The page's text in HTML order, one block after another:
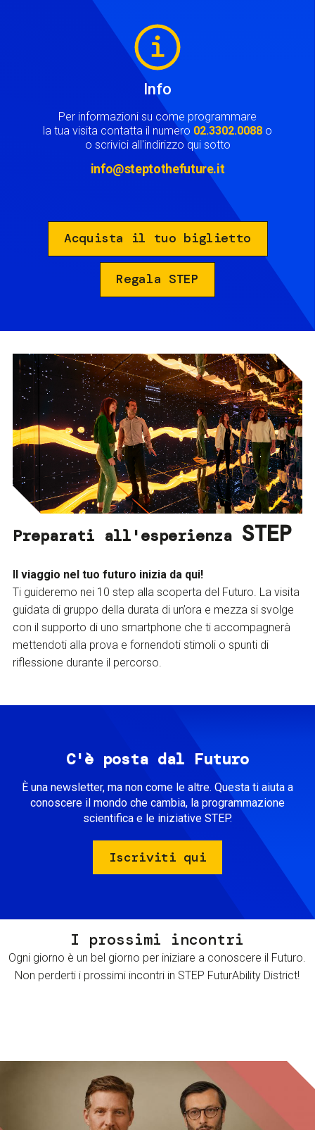
Info
Per informazioni su come programmare
la tua visita contatta il numero 02.3302.0088 o
o scrivici all'indirizzo qui sotto
info@steptothefuture.it
Acquista il tuo biglietto
Regala STEP
Preparati all'esperienza STEP
Il viaggio nel tuo futuro inizia da qui!
Ti guideremo nei 10 step alla scoperta del Futuro. La visita
guidata di gruppo della durata di un’ora e mezza si svolge
con il supporto di uno smartphone che ti accompagnerà
mettendoti alla prova e fornendoti stimoli o spunti di
riflessione durante il percorso.
C'è posta dal Futuro
È una newsletter, ma non come le altre. Questa ti aiuta a
conoscere il mondo che cambia, la programmazione
scientifica e le iniziative STEP.
Iscriviti qui
I prossimi incontri
Ogni giorno è un bel giorno per iniziare a conoscere il Futuro.
Non perderti i prossimi incontri in STEP FuturAbility District!